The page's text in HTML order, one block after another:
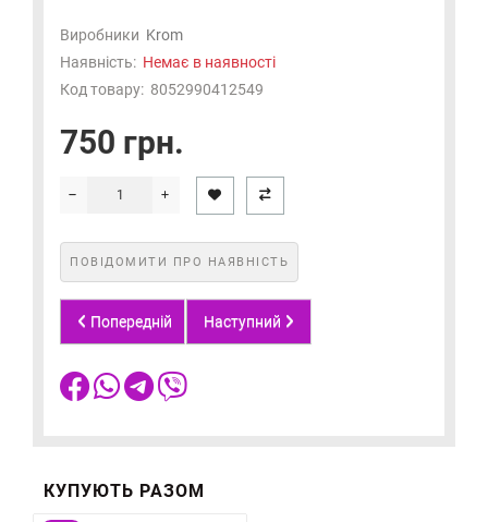
Виробники Krom
Наявність: Немає в наявності
Код товару: 8052990412549
750 грн.
ПОВІДОМИТИ ПРО НАЯВНІСТЬ
Попередній Наступний
КУПУЮТЬ РАЗОМ